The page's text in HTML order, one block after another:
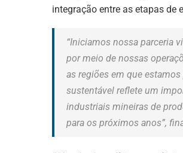
integração entre as etapas de
“Iniciamos nossa parceria
por meio de nossas
as regiões em que
sustentável reflete um
industriais mineiras de
para os próximos anos”,